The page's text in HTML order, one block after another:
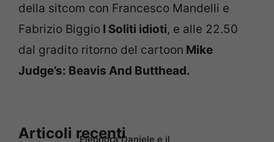
della sitcom con Francesco Mandelli e
Fabrizio Biggio I Soliti idioti, e alle 22.50
dal gradito ritorno del cartoon Mike
Judge’s: Beavis And Butthead.
Articoli recentiEleonora Daniele e il